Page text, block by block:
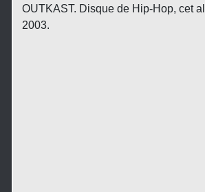
OUTKAST. Disque de Hip-Hop, cet
2003.